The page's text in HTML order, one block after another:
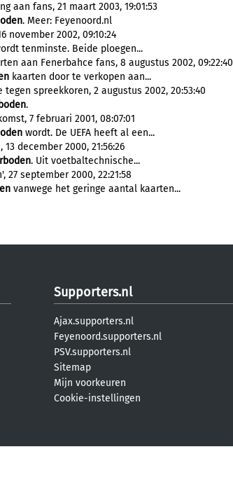
aan fans, 21 maart 2003, 19:01:53
. Meer: Feyenoord.nl
november 2002, 09:10:24
tenminste. Beide ploegen...
aan Fenerbahce fans, 8 augustus 2002, 09:22:40
kaarten door te verkopen aan...
spreekkoren, 2 augustus 2002, 20:53:40
.
7 februari 2001, 08:07:01
wordt. De UEFA heeft al een...
december 2000, 21:56:26
. Uit voetbaltechnische...
september 2000, 22:21:58
vanwege het geringe aantal kaarten...
Supporters.nl
Ajax.supporters.nl
Feyenoord.supporters.nl
PSV.supporters.nl
Sitemap
Mijn voorkeuren
Cookie-instellingen